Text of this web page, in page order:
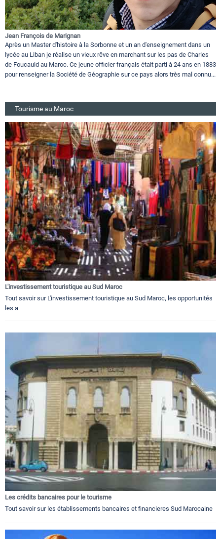
Jean François de Marignan
Après un Master d'histoire à la Sorbonne et un an d'enseignement dans un
lycée au Liban je réalise un vieux rêve en marchant sur les pas de Charles
de Foucauld au Maroc. Ce jeune officier français était parti à 24 ans en 1883
pour renseigner la Société de Géographie sur ce pays alors très mal connu...
Tourisme au Maroc
L'investissement touristique au Sud Maroc
Tout savoir sur L'investissement touristique au Sud Maroc, les opportunités
les a
Les crédits bancaires pour le tourisme
Tout savoir sur les établissements bancaires et financieres Sud Marocaine